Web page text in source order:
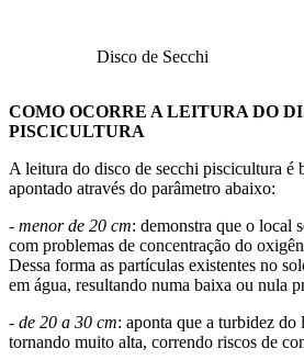
Disco de Secchi
COMO OCORRE A LEITURA DO
PISCICULTURA
A leitura do disco de secchi piscicultura é
apontado através do parâmetro abaixo:
- menor de 20 cm: demonstra que o local
com problemas de concentração do
Dessa forma as partículas existentes no
em água, resultando numa baixa ou nula
- de 20 a 30 cm: aponta que a turbidez do
tornando muito alta, correndo riscos de